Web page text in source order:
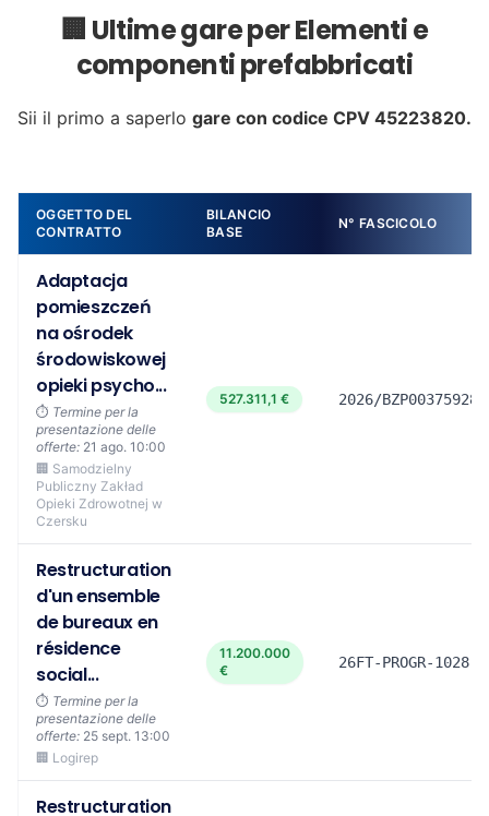
🏢 Ultime gare per Elementi e
componenti prefabbricati
Sii il primo a saperlo gare con codice CPV 45223820.
OGGETTO DEL
CONTRATTO
BILANCIO
BASE
N° FASCICOLO
Adaptacja
pomieszczeń
na ośrodek
środowiskowej
opieki psycho...
⏱️ Termine per la
presentazione delle
offerte: 21 ago. 10:00
🏢 Samodzielny
Publiczny Zakład
Opieki Zdrowotnej w
Czersku
527.311,1 € 2026/
Restructuration
d'un ensemble
de bureaux en
résidence
social...
⏱️ Termine per la
presentazione delle
offerte: 25 sept. 13:00
🏢 Logirep
11.200.000
€
26FT-PROGR-1028-Z
Restructuration